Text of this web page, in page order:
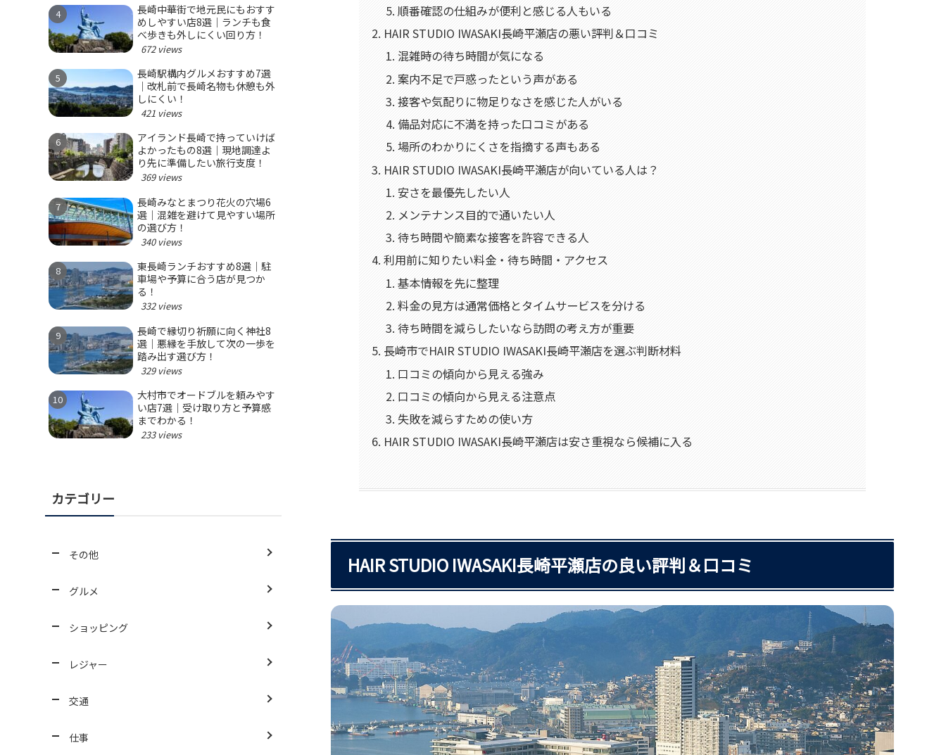
順番確認の仕組みが便利と感じる人もいる
HAIR STUDIO IWASAKI長崎平瀬店の悪い評判＆口コミ
混雑時の待ち時間が気になる
案内不足で戸惑ったという声がある
接客や気配りに物足りなさを感じた人がいる
備品対応に不満を持った口コミがある
場所のわかりにくさを指摘する声もある
HAIR STUDIO IWASAKI長崎平瀬店が向いている人は？
安さを最優先したい人
メンテナンス目的で通いたい人
待ち時間や簡素な接客を許容できる人
利用前に知りたい料金・待ち時間・アクセス
基本情報を先に整理
料金の見方は通常価格とタイムサービスを分ける
待ち時間を減らしたいなら訪問の考え方が重要
長崎市でHAIR STUDIO IWASAKI長崎平瀬店を選ぶ判断材料
口コミの傾向から見える強み
口コミの傾向から見える注意点
失敗を減らすための使い方
HAIR STUDIO IWASAKI長崎平瀬店は安さ重視なら候補に入る
HAIR STUDIO IWASAKI長崎平瀬店の良い評判＆口コミ
長崎中華街で地元民にもおすす
めしやすい店8選｜ランチも食
べ歩きも外しにくい回り方！
672 views
長崎駅構内グルメおすすめ7選
｜改札前で長崎名物も休憩も外
しにくい！
421 views
アイランド長崎で持っていけば
よかったもの8選｜現地調達よ
り先に準備したい旅行支度！
369 views
長崎みなとまつり花火の穴場6
選｜混雑を避けて見やすい場所
の選び方！
340 views
東長崎ランチおすすめ8選｜駐
車場や予算に合う店が見つか
る！
332 views
長崎で縁切り祈願に向く神社8
選｜悪縁を手放して次の一歩を
踏み出す選び方！
329 views
大村市でオードブルを頼みやす
い店7選｜受け取り方と予算感
までわかる！
233 views
カテゴリー
その他
グルメ
ショッピング
レジャー
交通
仕事